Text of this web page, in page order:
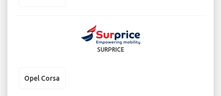
SURPRICE
Opel Corsa